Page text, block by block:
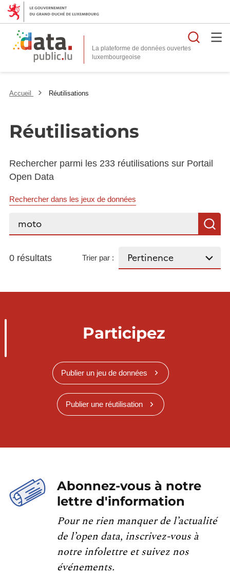
La plateforme de données ouvertes
Accueil Réutilisations
Réutilisations
Rechercher parmi les 233 réutilisations sur Portail
Open Data
Rechercher dans les jeux de données
Rechercher...
0 résultats Trier par :
Participez
Publier un jeu de données
Publier une réutilisation
Abonnez-vous à notre
lettre d'information
Pour ne rien manquer de l’actualité
de l’open data, inscrivez-vous à
notre infolettre et suivez nos
événements.